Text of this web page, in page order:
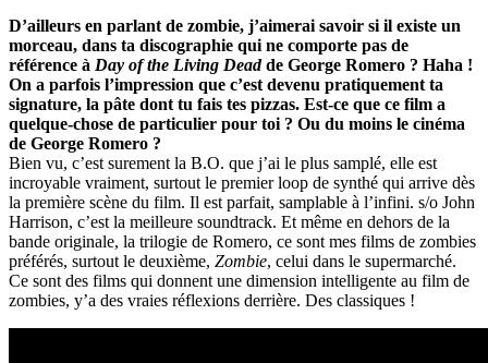
D’ailleurs en parlant de zombie, j’aimerai savoir si il existe un
morceau, dans ta discographie qui ne comporte pas de
référence à Day of the Living Deadde George Romero ? Haha !
On a parfois l’impression que c’est devenu pratiquement ta
signature, la pâte dont tu fais tes pizzas. Est-ce que ce film a
quelque-chose de particulier pour toi ? Ou du moins le cinéma
de George Romero ?
Bien vu, c’est surement la B.O. que j’ai le plus samplé, elle est
incroyable vraiment, surtout le premier loop de synthé qui arrive dès
la première scène du film. Il est parfait, samplable à l’infini. s/o John
Harrison, c’est la meilleure soundtrack. Et même en dehors de la
bande originale, la trilogie de Romero, ce sont mes films de zombies
préférés, surtout le deuxième, Zombie, celui dans le supermarché.
Ce sont des films qui donnent une dimension intelligente au film de
zombies, y’a des vraies réflexions derrière. Des classiques !